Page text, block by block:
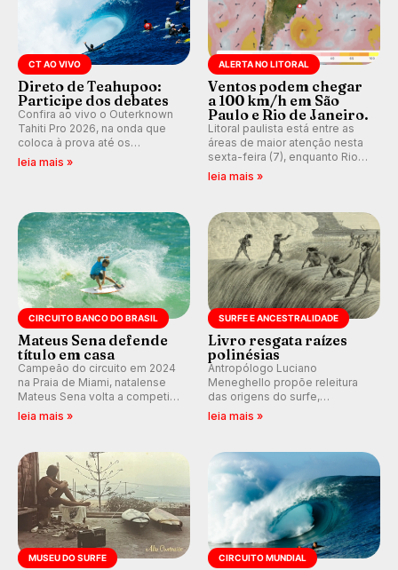
CT AO VIVO
Direto de Teahupoo:
Participe dos debates
Confira ao vivo o Outerknown
Tahiti Pro 2026, na onda que
coloca à prova até os
melhores surfistas do mundo.
leia mais »
ALERTA NO LITORAL
Ventos podem chegar
a 100 km/h em São
Paulo e Rio de Janeiro.
Litoral paulista está entre as
áreas de maior atenção nesta
sexta-feira (7), enquanto Rio
de Janeiro também recebe
km/h em Itanhaém.
leia mais »
CIRCUITO BANCO DO BRASIL
Mateus Sena defende
título em casa
Campeão do circuito em 2024
na Praia de Miami, natalense
Mateus Sena volta a competir
em casa em busca de manter a
leia mais »
SURFE E ANCESTRALIDADE
Livro resgata raízes
polinésias
Antropólogo Luciano
Meneghello propõe releitura
das origens do surfe,
resgatando a cultura polinésia
prática em esporte e indústria.
leia mais »
MUSEU DO SURFE CIRCUITO MUNDIAL